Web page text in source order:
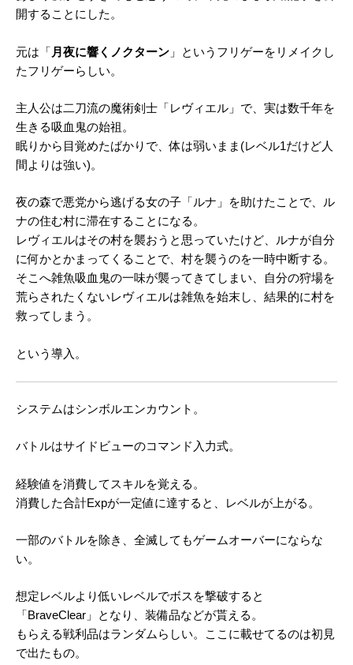
開することにした。
元は「 月夜に響くノクターン 」というフリゲーをリメイクし
たフリゲーらしい。
主人公は二刀流の魔術剣士「レヴィエル」で、実は数千年を
生きる吸血鬼の始祖。
眠りから目覚めたばかりで、体は弱いまま(レベル1だけど人
間よりは強い)。
夜の森で悪党から逃げる女の子「ルナ」を助けたことで、ル
ナの住む村に滞在することになる。
レヴィエルはその村を襲おうと思っていたけど、ルナが自分
に何かとかまってくることで、村を襲うのを一時中断する。
そこへ雑魚吸血鬼の一味が襲ってきてしまい、自分の狩場を
荒らされたくないレヴィエルは雑魚を始末し、結果的に村を
救ってしまう。
という導入。
システムはシンボルエンカウント。
バトルはサイドビューのコマンド入力式。
経験値を消費してスキルを覚える。
消費した合計Expが一定値に達すると、レベルが上がる。
一部のバトルを除き、全滅してもゲームオーバーにならな
い。
想定レベルより低いレベルでボスを撃破すると
「BraveClear」となり、装備品などが貰える。
もらえる戦利品はランダムらしい。ここに載せてるのは初見
で出たもの。